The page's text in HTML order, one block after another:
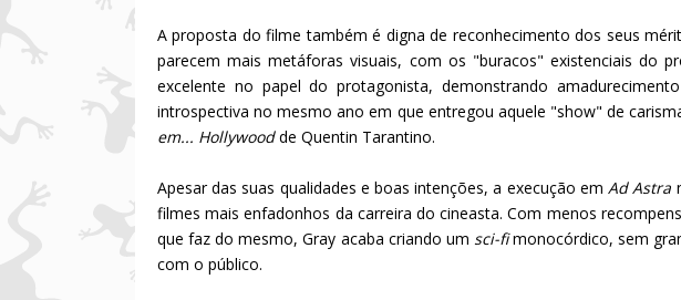
A proposta do filme também é digna de reconhecimento dos seus
parecem mais metáforas visuais, com os "buracos" existenciais do
excelente no papel do protagonista, demonstrando
introspectiva no mesmo ano em que entregou aquele "show" de
em... Hollywoodde Quentin Tarantino.
Apesar das suas qualidades e boas intenções, a execução emAd Astra
filmes mais enfadonhos da carreira do cineasta. Com menos
que faz do mesmo, Gray acaba criando um sci-fimonocórdico, sem
com o público.